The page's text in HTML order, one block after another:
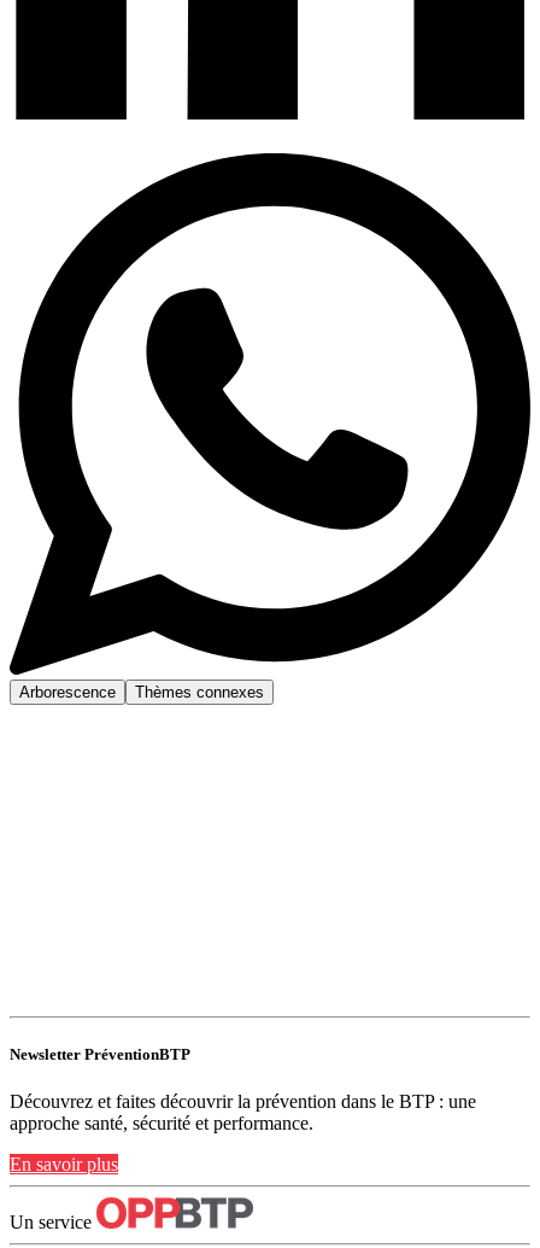
Arborescence Thèmes connexes
Newsletter PréventionBTP
Découvrez et faites découvrir la prévention dans le BTP : une
approche santé, sécurité et performance.
En savoir plus
Un service